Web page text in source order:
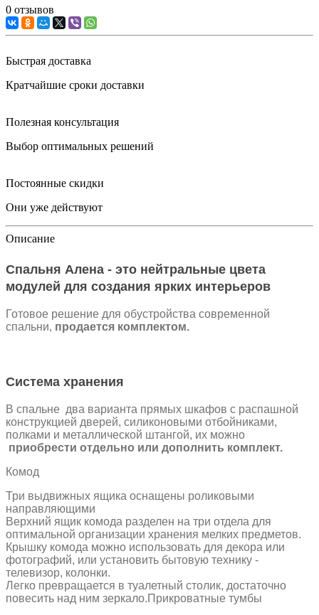
0 отзывов
Быстрая доставка
Кратчайшие сроки доставки
Полезная консультация
Выбор оптимальных решений
Постоянные скидки
Они уже действуют
Описание
Спальня Алена - это нейтральные цвета
модулей для создания ярких интерьеров
Готовое решение для обустройства современной
спальни, продается комплектом.
Система хранения
В спальне два варианта прямых шкафов с распашной
конструкцией дверей, силиконовыми отбойниками,
полками и металлической штангой, их можно
приобрести отдельно или дополнить комплект.
Комод
Три выдвижных ящика оснащены роликовыми
направляющими
Верхний ящик комода разделен на три отдела для
оптимальной организации хранения мелких предметов.
Крышку комода можно использовать для декора или
фотографий, или установить бытовую технику -
телевизор, колонки.
Легко превращается в туалетный столик, достаточно
повесить над ним зеркало.Прикроватные тумбы